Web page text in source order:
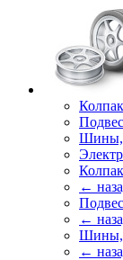
Шины,
←
←
Шины,
←